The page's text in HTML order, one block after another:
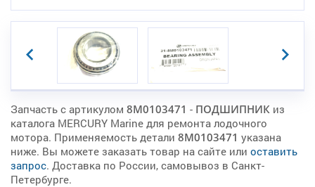
Запчасть с артикулом 8M0103471 - ПОДШИПНИК из
каталога MERCURY Marine для ремонта лодочного
мотора. Применяемость детали 8M0103471 указана
ниже. Вы можете заказать товар на сайте или оставить
запрос. Доставка по России, самовывоз в Санкт-
Петербурге.